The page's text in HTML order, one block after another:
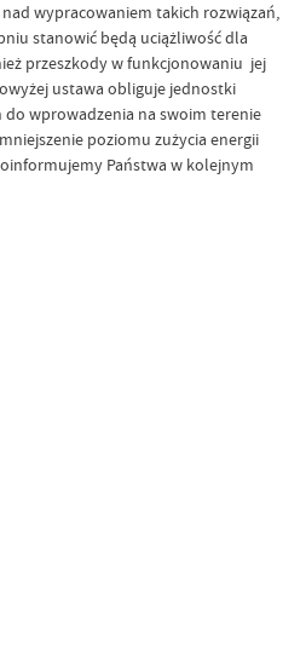
wypracowaniem takich rozwiązań,
stanowić będą uciążliwość dla
przeszkody w funkcjonowaniu jej
ustawa obliguje jednostki
wprowadzenia na swoim terenie
poziomu zużycia energii
Państwa w kolejnym